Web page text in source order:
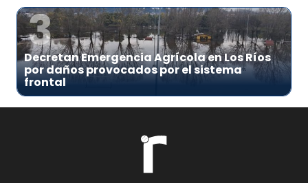
3
Decretan Emergencia Agrícola en Los Ríos
por daños provocados por el sistema
frontal